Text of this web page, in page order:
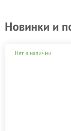
Новинки и
Нет в наличии